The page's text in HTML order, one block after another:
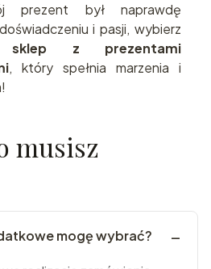
prezent był naprawdę
i pasji, wybierz
sklep z prezentami
, który spełnia marzenia i
musisz
mogę wybrać?